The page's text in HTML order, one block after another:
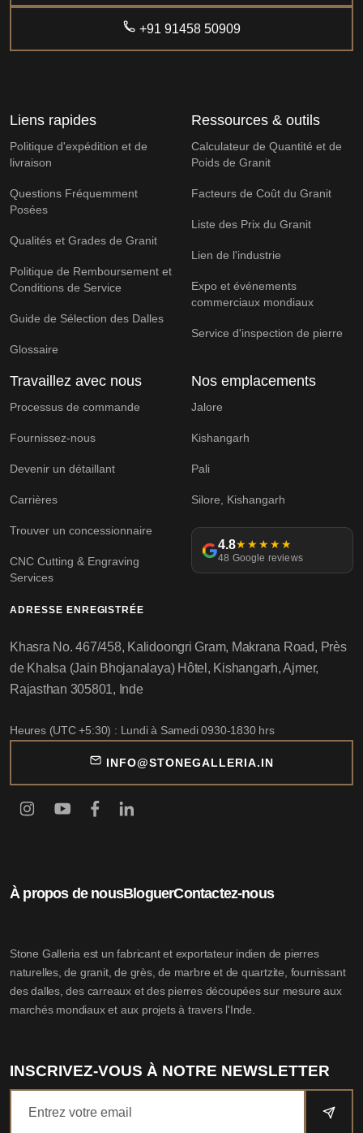
ENTRETIEN
+91 91458 50909
Liens rapides
Politique d'expédition et de
livraison
Questions Fréquemment
Posées
Qualités et Grades de Granit
Politique de Remboursement et
Conditions de Service
Guide de Sélection des Dalles
Glossaire
Ressources & outils
Calculateur de Quantité et de
Poids de Granit
Facteurs de Coût du Granit
Liste des Prix du Granit
Lien de l'industrie
Expo et événements
commerciaux mondiaux
Service d'inspection de pierre
Travaillez avec nous
Processus de commande
Fournissez-nous
Devenir un détaillant
Carrières
Trouver un concessionnaire
CNC Cutting & Engraving
Services
Nos emplacements
Jalore
Kishangarh
Pali
Silore, Kishangarh
4.8★★★★★
48 Google reviews
À propos de nousBloguerContactez-nous
Stone Galleria est un fabricant et exportateur indien de pierres
naturelles, de granit, de grès, de marbre et de quartzite, fournissant
des dalles, des carreaux et des pierres découpées sur mesure aux
marchés mondiaux et aux projets à travers l'Inde.
INSCRIVEZ-VOUS À NOTRE NEWSLETTER
ADRESSE ENREGISTRÉE
Khasra No. 467/458, Kalidoongri Gram, Makrana Road, Près
de Khalsa (Jain Bhojanalaya) Hôtel, Kishangarh, Ajmer,
Rajasthan 305801, Inde
Heures (UTC +5:30) : Lundi à Samedi 0930-1830 hrs
INFO@STONEGALLERIA.IN